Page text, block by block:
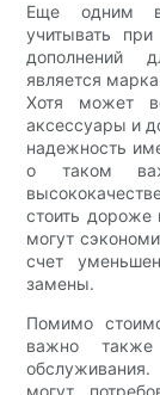
Еще одним
учитывать
дополнений
является
Хотя может
аксессуары и
надежность
о таком
стоить дороже
могут
счет
замены.
Помимо
важно также